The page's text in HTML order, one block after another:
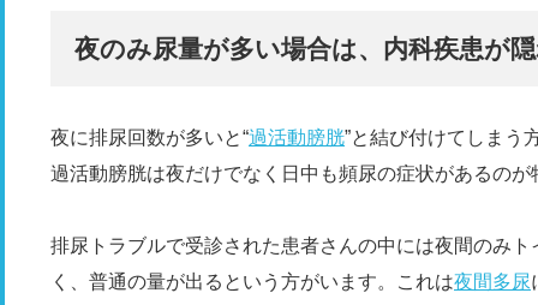
夜のみ尿量が多い場合は、内科疾患が
夜に排尿回数が多いと“過活動膀胱”と結び付けてしまう
過活動膀胱は夜だけでなく日中も頻尿の症状があるのが
排尿トラブルで受診された患者さんの中には夜間のみ
く、普通の量が出るという方がいます。これは夜間多尿